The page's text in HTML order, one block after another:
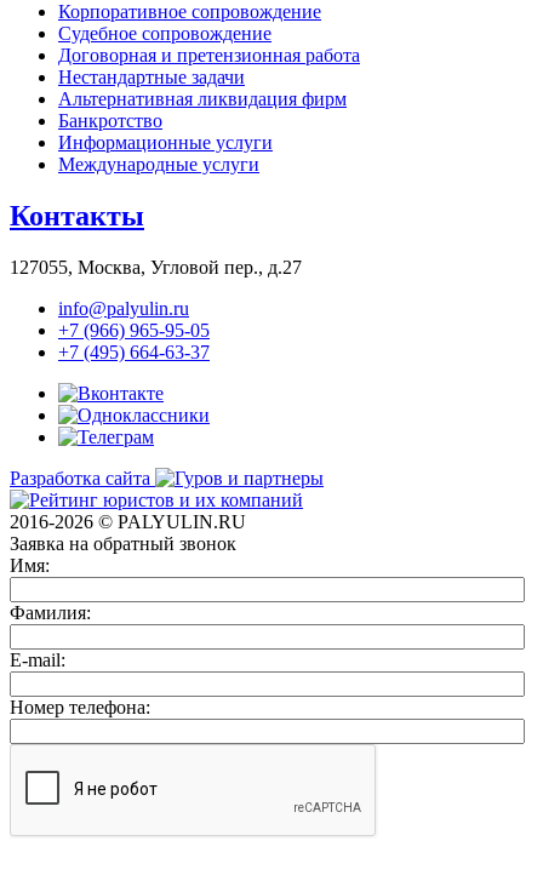
Корпоративное сопровождение
Судебное сопровождение
Договорная и претензионная работа
Нестандартные задачи
Альтернативная ликвидация фирм
Банкротство
Информационные услуги
Международные услуги
Контакты
127055, Москва, Угловой пер., д.27
info@palyulin.ru
+7 (966) 965-95-05
+7 (495) 664-63-37
Разработка сайта
2016-2026 © PALYULIN.RU
Заявка на обратный звонок
Имя:
Фамилия:
E-mail:
Номер телефона: